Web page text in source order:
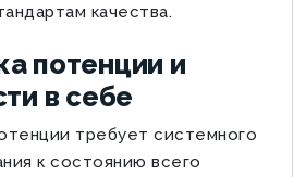
качества.
потенции и
в себе
требует системного
к состоянию всего